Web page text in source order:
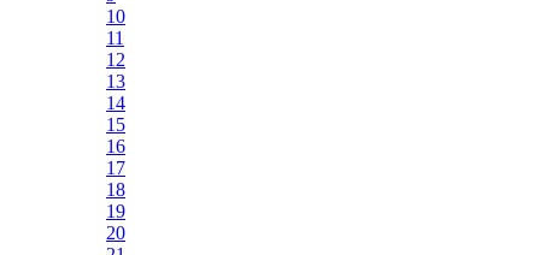
10
11
12
13
14
15
16
17
18
19
20